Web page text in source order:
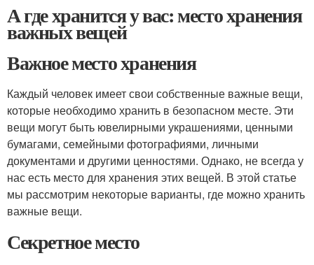
А где хранится у вас: место хранения
важных вещей
Важное место хранения
Каждый человек имеет свои собственные важные вещи,
которые необходимо хранить в безопасном месте. Эти
вещи могут быть ювелирными украшениями, ценными
бумагами, семейными фотографиями, личными
документами и другими ценностями. Однако, не всегда у
нас есть место для хранения этих вещей. В этой статье
мы рассмотрим некоторые варианты, где можно хранить
важные вещи.
Секретное место